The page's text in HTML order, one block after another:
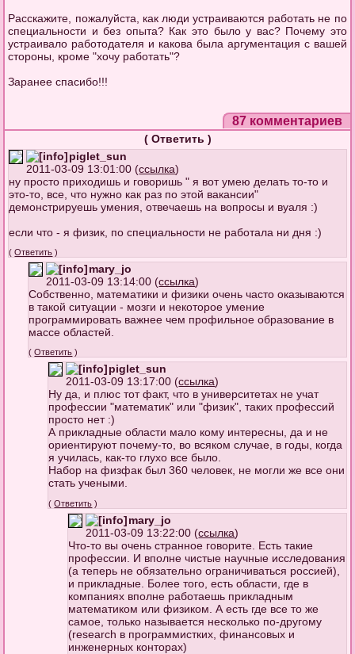
Расскажите, пожалуйста, как люди устраиваются работать не по
специальности и без опыта? Как это было у вас? Почему это
устраивало работодателя и какова была аргументация с вашей
стороны, кроме "хочу работать"?
Заранее спасибо!!!
87 комментариев
( Ответить )
piglet_sun
2011-03-09 13:01:00 (ссылка)
ну просто приходишь и говоришь " я вот умею делать то-то и
это-то, все, что нужно как раз по этой вакансии"
демонстрируешь умения, отвечаешь на вопросы и вуаля :)
если что - я физик, по специальности не работала ни дня :)
(Ответить )
mary_jo
2011-03-09 13:14:00 (ссылка)
Собственно, математики и физики очень часто оказываются
в такой ситуации - мозги и некоторое умение
программировать важнее чем профильное образование в
массе областей.
(Ответить )
piglet_sun
2011-03-09 13:17:00 (ссылка)
Ну да, и плюс тот факт, что в университетах не учат
профессии "математик" или "физик", таких профессий
просто нет :)
А прикладные области мало кому интересны, да и не
ориентируют почему-то, во всяком случае, в годы, когда
я училась, как-то глухо все было.
Набор на физфак был 360 человек, не могли же все они
стать учеными.
(Ответить )
mary_jo
2011-03-09 13:22:00 (ссылка)
Что-то вы очень странное говорите. Есть такие
профессии. И вполне чистые научные исследования
(а теперь не обязательно ограничиваться россией),
и прикладные. Более того, есть области, где в
компаниях вполне работаешь прикладным
математиком или физиком. А есть где все то же
самое, только называется несколько по-другому
(research в программистких, финансовых и
инженерных конторах)